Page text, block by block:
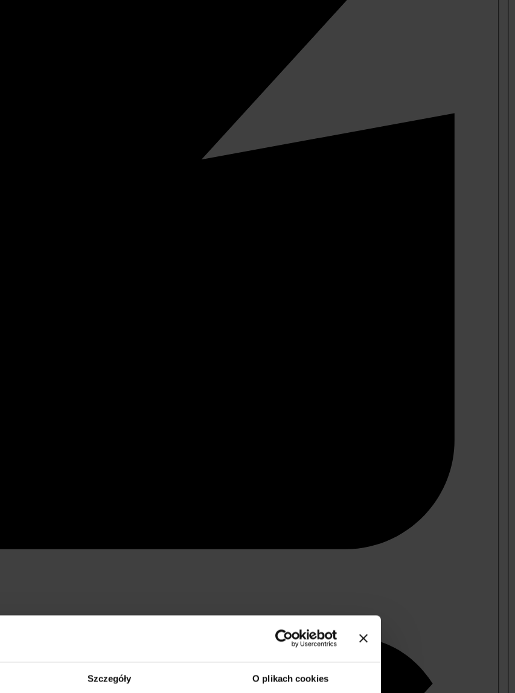
Szczegóły O plikach cookies